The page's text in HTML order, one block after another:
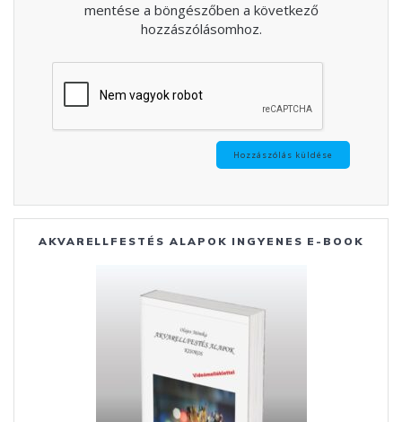
mentése a böngészőben a következő
hozzászólásomhoz.
AKVARELLFESTÉS ALAPOK INGYENES E-BOOK